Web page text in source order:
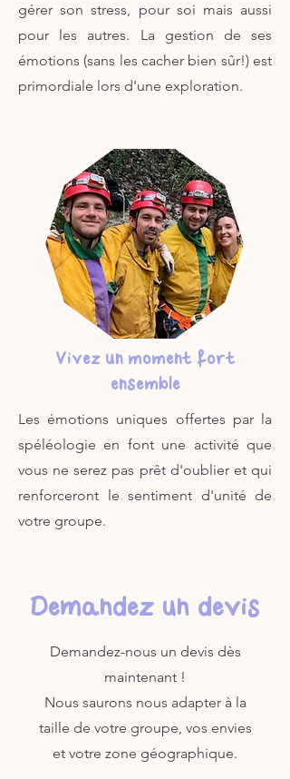
gérer son stress, pour soi mais aussi
pour les autres. La gestion de ses
émotions (sans les cacher bien sûr!) est
primordiale lors d'une exploration.
Vivez un moment fort
ensemble
Les émotions uniques offertes par la
spéléologie en font une activité que
vous ne serez pas prêt d'oublier et qui
renforceront le sentiment d'unité de
votre groupe.
Demandez un devis
Demandez-nous un devis dès
maintenant !
Nous saurons nous adapter à la
taille de votre groupe, vos envies
et votre zone géographique.